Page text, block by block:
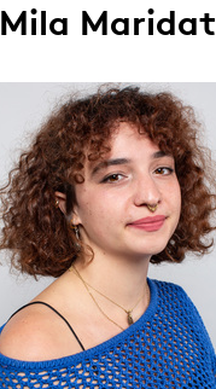
Mila Maridat